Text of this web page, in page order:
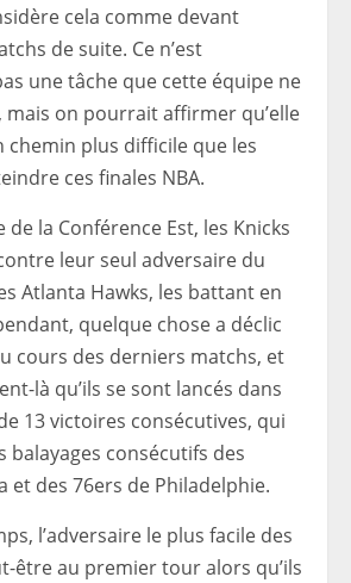
cela comme devant
de suite. Ce n’est
une tâche que cette équipe ne
mais on pourrait affirmer qu’elle
chemin plus difficile que les
ces finales NBA.
de la Conférence Est, les Knicks
leur seul adversaire du
Atlanta Hawks, les battant en
quelque chose a déclic
cours des derniers matchs, et
là qu’ils se sont lancés dans
13 victoires consécutives, qui
balayages consécutifs des
et des 76ers de Philadelphie.
l’adversaire le plus facile des
être au premier tour alors qu’ils